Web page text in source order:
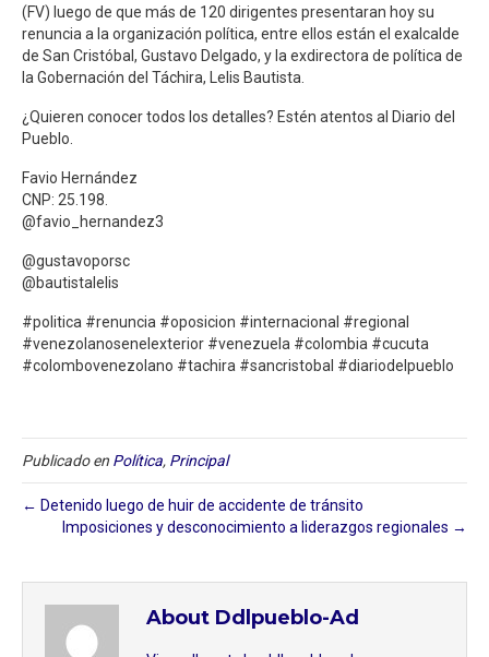
(FV) luego de que más de 120 dirigentes presentaran hoy su
renuncia a la organización política, entre ellos están el exalcalde
de San Cristóbal, Gustavo Delgado, y la exdirectora de política de
la Gobernación del Táchira, Lelis Bautista.
¿Quieren conocer todos los detalles? Estén atentos al Diario del
Pueblo.
Favio Hernández
CNP: 25.198.
@favio_hernandez3
@gustavoporsc
@bautistalelis
#politica #renuncia #oposicion #internacional #regional
#venezolanosenelexterior #venezuela #colombia #cucuta
#colombovenezolano #tachira #sancristobal #diariodelpueblo
Publicado en Política, Principal
← Detenido luego de huir de accidente de tránsito
Imposiciones y desconocimiento a liderazgos regionales →
About Ddlpueblo-Ad